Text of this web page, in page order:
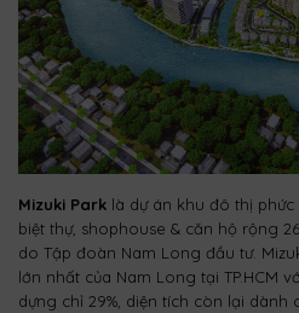
Mizuki Park là dự án khu đô thị
biệt thự, shophouse & căn hộ rộng
do Tập đoàn Nam Long đầu tư.
lớn nhất của Nam Long tại TP.HCM
dựng chỉ 29%, diện tích còn lại